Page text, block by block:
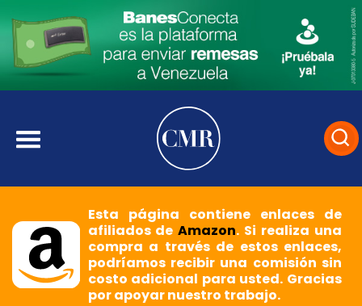
Esta página contiene enlaces de
afiliados deAmazon. Si realiza una
compra a través de estos enlaces,
podríamos recibir una comisión sin
costo adicional para usted. Gracias
por apoyar nuestro trabajo.